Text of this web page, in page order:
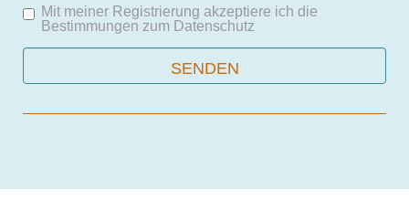
Mit meiner Registrierung akzeptiere ich die
Bestimmungen zum Datenschutz